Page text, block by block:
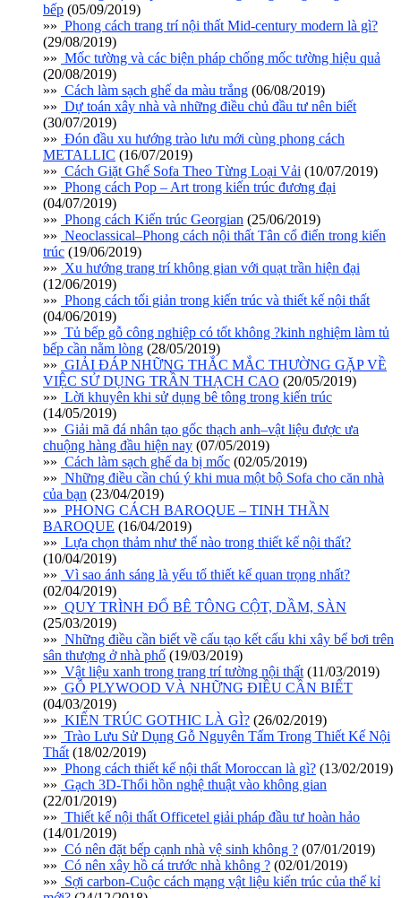
bếp (05/09/2019)
»» Phong cách trang trí nội thất Mid-century modern là gì?
(29/08/2019)
»» Mốc tường và các biện pháp chống mốc tường hiệu quả
(20/08/2019)
»» Cách làm sạch ghế da màu trắng (06/08/2019)
»» Dự toán xây nhà và những điều chủ đầu tư nên biết
(30/07/2019)
»» Đón đầu xu hướng trào lưu mới cùng phong cách
METALLIC (16/07/2019)
»» Cách Giặt Ghế Sofa Theo Từng Loại Vải (10/07/2019)
»» Phong cách Pop – Art trong kiến trúc đương đại
(04/07/2019)
»» Phong cách Kiến trúc Georgian (25/06/2019)
»» Neoclassical–Phong cách nội thất Tân cổ điển trong kiến
trúc (19/06/2019)
»» Xu hướng trang trí không gian với quạt trần hiện đại
(12/06/2019)
»» Phong cách tối giản trong kiến trúc và thiết kế nội thất
(04/06/2019)
»» Tủ bếp gỗ công nghiệp có tốt không ?kinh nghiệm làm tủ
bếp cần nằm lòng (28/05/2019)
»» GIẢI ĐÁP NHỮNG THẮC MẮC THƯỜNG GẶP VỀ
VIỆC SỬ DỤNG TRẦN THẠCH CAO (20/05/2019)
»» Lời khuyên khi sử dụng bê tông trong kiến trúc
(14/05/2019)
»» Giải mã đá nhân tạo gốc thạch anh–vật liệu được ưa
chuộng hàng đầu hiện nay (07/05/2019)
»» Cách làm sạch ghế da bị mốc (02/05/2019)
»» Những điều cần chú ý khi mua một bộ Sofa cho căn nhà
của bạn (23/04/2019)
»» PHONG CÁCH BAROQUE – TINH THẦN
BAROQUE (16/04/2019)
»» Lựa chọn thảm như thế nào trong thiết kế nội thất?
(10/04/2019)
»» Vì sao ánh sáng là yếu tố thiết kế quan trọng nhất?
(02/04/2019)
»» QUY TRÌNH ĐỔ BÊ TÔNG CỘT, DẦM, SÀN
(25/03/2019)
»» Những điều cần biết về cấu tạo kết cấu khi xây bể bơi trên
sân thượng ở nhà phố (19/03/2019)
»» Vật liệu xanh trong trang trí tường nội thất (11/03/2019)
»» GỖ PLYWOOD VÀ NHỮNG ĐIỀU CẦN BIẾT
(04/03/2019)
»» KIẾN TRÚC GOTHIC LÀ GÌ? (26/02/2019)
»» Trào Lưu Sử Dụng Gỗ Nguyên Tấm Trong Thiết Kế Nội
Thất (18/02/2019)
»» Phong cách thiết kế nội thất Moroccan là gì? (13/02/2019)
»» Gạch 3D-Thổi hồn nghệ thuật vào không gian
(22/01/2019)
»» Thiết kế nội thất Officetel giải pháp đầu tư hoàn hảo
(14/01/2019)
»» Có nên đặt bếp cạnh nhà vệ sinh không ? (07/01/2019)
»» Có nên xây hồ cá trước nhà không ? (02/01/2019)
»» Sợi carbon-Cuộc cách mạng vật liệu kiến trúc của thế kỉ